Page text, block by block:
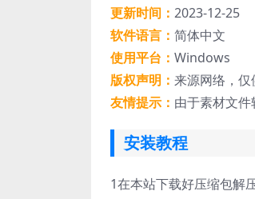
更新时间： 2023-12-25
软件语言： 简体中文
使用平台： Windows
版权声明： 来源网络，仅
友情提示： 由于素材文件
安装教程
1在本站下载好压缩包解